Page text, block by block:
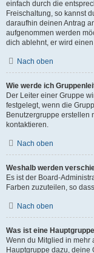
einfach durch die
Freischaltung, so kannst
daraufhin deinen Antrag
aufgenommen werden
dich ablehnt, er wird
Nach oben
Wie werde ich
Der Leiter einer Gruppe
festgelegt, wenn die
Benutzergruppe erstellen
kontaktieren.
Nach oben
Weshalb werden
Es ist der Board-
Farben zuzuteilen, so
Nach oben
Was ist eine
Wenn du Mitglied in mehr
Hauptgruppe dazu, deine